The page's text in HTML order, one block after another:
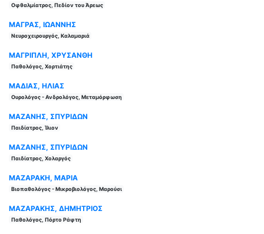
Οφθαλμίατρος, Πεδίον του Άρεως
ΜΑΓΡΑΣ, ΙΩΑΝΝΗΣ
Νευροχειρουργός, Καλαμαριά
ΜΑΓΡΙΠΛΗ, ΧΡΥΣΑΝΘΗ
Παθολόγος, Χορτιάτης
ΜΑΔΙΑΣ, ΗΛΙΑΣ
Ουρολόγος - Ανδρολόγος, Μεταμόρφωση
ΜΑΖΑΝΗΣ, ΣΠΥΡΙΔΩΝ
Παιδίατρος, Ίλιον
ΜΑΖΑΝΗΣ, ΣΠΥΡΙΔΩΝ
Παιδίατρος, Χολαργός
ΜΑΖΑΡΑΚΗ, ΜΑΡΙΑ
Βιοπαθολόγος - Μικροβιολόγος, Μαρούσι
ΜΑΖΑΡΑΚΗΣ, ΔΗΜΗΤΡΙΟΣ
Παθολόγος, Πόρτο Ράφτη